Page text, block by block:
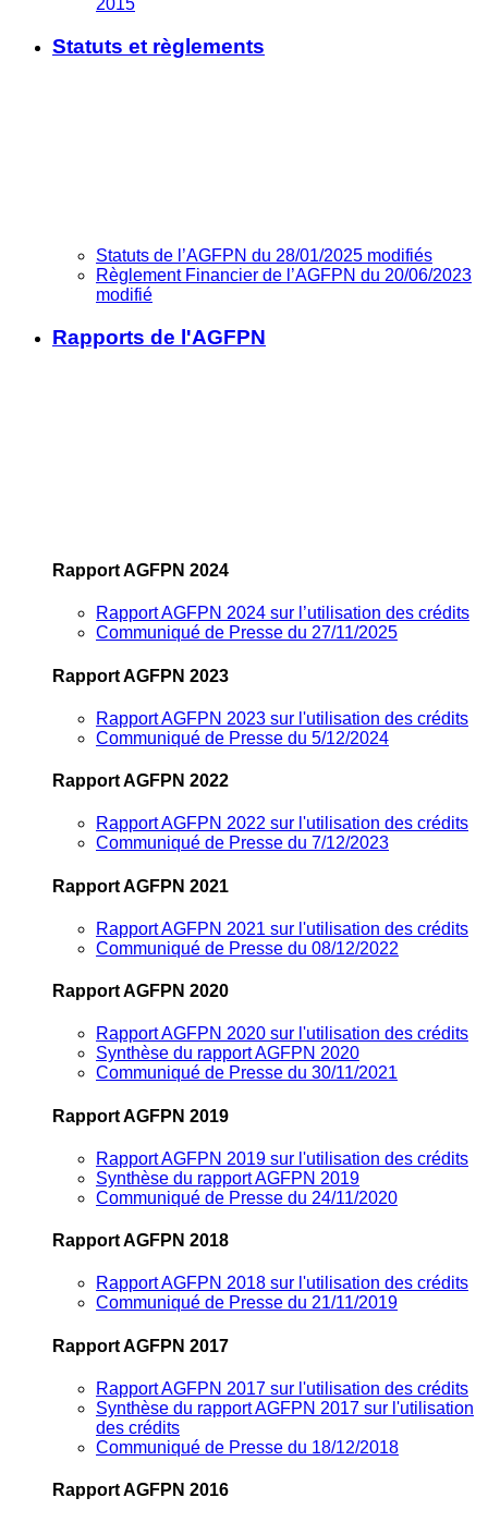
Statuts et règlements
Statuts de l’AGFPN du 28/01/2025 modifiés
Règlement Financier de l’AGFPN du 20/06/2023
modifié
Rapports de l'AGFPN
Rapport AGFPN 2024
Rapport AGFPN 2024 sur l’utilisation des crédits
Communiqué de Presse du 27/11/2025
Rapport AGFPN 2023
Rapport AGFPN 2023 sur l'utilisation des crédits
Communiqué de Presse du 5/12/2024
Rapport AGFPN 2022
Rapport AGFPN 2022 sur l'utilisation des crédits
Communiqué de Presse du 7/12/2023
Rapport AGFPN 2021
Rapport AGFPN 2021 sur l'utilisation des crédits
Communiqué de Presse du 08/12/2022
Rapport AGFPN 2020
Rapport AGFPN 2020 sur l'utilisation des crédits
Synthèse du rapport AGFPN 2020
Communiqué de Presse du 30/11/2021
Rapport AGFPN 2019
Rapport AGFPN 2019 sur l'utilisation des crédits
Synthèse du rapport AGFPN 2019
Communiqué de Presse du 24/11/2020
Rapport AGFPN 2018
Rapport AGFPN 2018 sur l'utilisation des crédits
Communiqué de Presse du 21/11/2019
Rapport AGFPN 2017
Rapport AGFPN 2017 sur l'utilisation des crédits
Synthèse du rapport AGFPN 2017 sur l'utilisation
des crédits
Communiqué de Presse du 18/12/2018
Rapport AGFPN 2016